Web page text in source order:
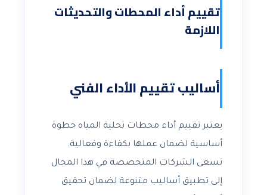
تقييم أداء المحطات والتحديثات
اللازمة
أساليب تقييم الأداء الفني
يعتبر تقييم أداء محطات تحلية المياه خطوة
أساسية لضمان عملها بكفاءة وفعالية.
تسعى الشركات المتخصصة في هذا المجال
إلى تطبيق أساليب متنوعة لضمان تحقيق